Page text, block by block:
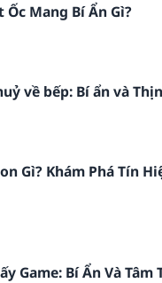
Ốc Mang Bí Ẩn Gì?
về bếp: Bí ẩn và
Gì? Khám Phá Tín
Game: Bí Ẩn Và Tâm